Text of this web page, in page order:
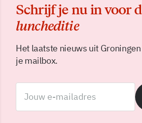
Schrijf je nu in voor
luncheditie
Het laatste nieuws uit
je mailbox.